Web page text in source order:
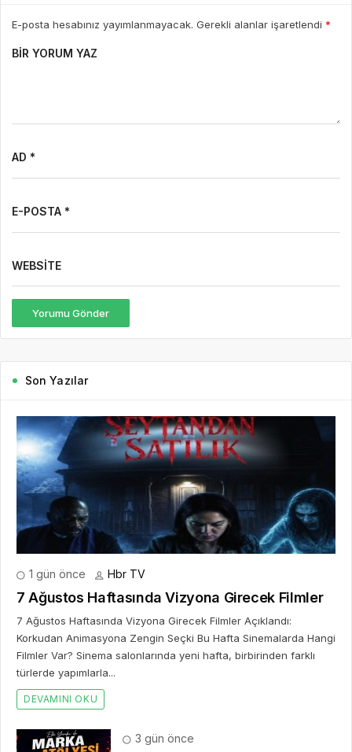
E-posta hesabınız yayımlanmayacak. Gerekli alanlar işaretlendi *
BIR YORUM YAZ
AD *
E-POSTA *
WEBSITE
Yorumu Gönder
Son Yazılar
1 gün önce Hbr TV
7 Ağustos Haftasında Vizyona Girecek Filmler
7 Ağustos Haftasında Vizyona Girecek Filmler Açıklandı:
Korkudan Animasyona Zengin Seçki Bu Hafta Sinemalarda Hangi
Filmler Var? Sinema salonlarında yeni hafta, birbirinden farklı
türlerde yapımlarla...
DEVAMINI OKU
3 gün önce